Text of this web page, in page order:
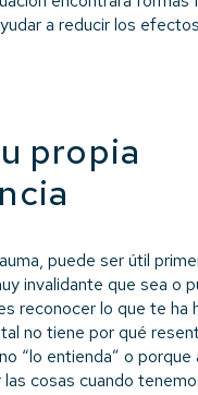
a reducir los
propia
puede ser útil
invalidante que sea o
reconocer lo que te ha
no tiene por qué
“lo entienda” o porque
las cosas cuando